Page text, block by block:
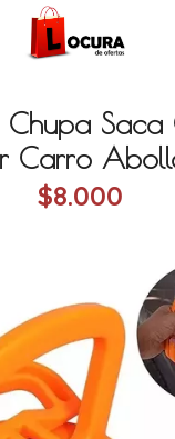
Chupa Saca
Carro
$8.000